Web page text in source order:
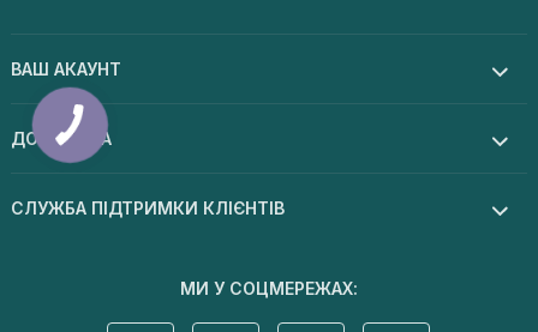
ВАШ АКАУНТ
ДОПОМОГА
СЛУЖБА ПІДТРИМКИ КЛІЄНТІВ
МИ У СОЦМЕРЕЖАХ: